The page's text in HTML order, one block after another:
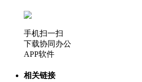
手机扫一扫
下载协同办公
APP软件
相关链接